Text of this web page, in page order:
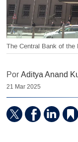
The Central Bank of the
PorAditya Anand
21 Mar 2025